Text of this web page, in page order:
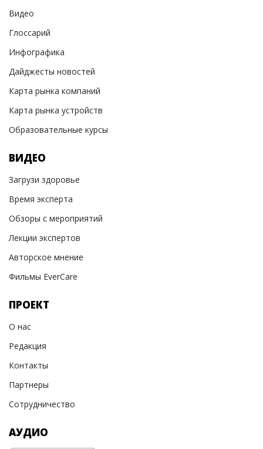
Видео
Глоссарий
Инфографика
Дайджесты новостей
Карта рынка компаний
Карта рынка устройств
Образовательные курсы
ВИДЕО
Загрузи здоровье
Время эксперта
Обзоры с мероприятий
Лекции экспертов
Авторское мнение
Фильмы EverCare
ПРОЕКТ
О нас
Редакция
Контакты
Партнеры
Сотрудничество
АУДИО